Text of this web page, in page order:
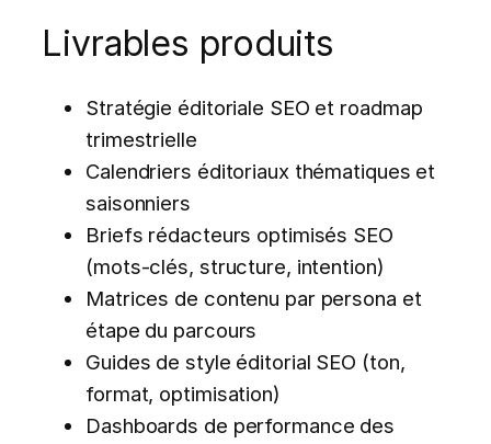
Livrables produits
Stratégie éditoriale SEO et roadmap
trimestrielle
Calendriers éditoriaux thématiques et
saisonniers
Briefs rédacteurs optimisés SEO
(mots-clés, structure, intention)
Matrices de contenu par persona et
étape du parcours
Guides de style éditorial SEO (ton,
format, optimisation)
Dashboards de performance des